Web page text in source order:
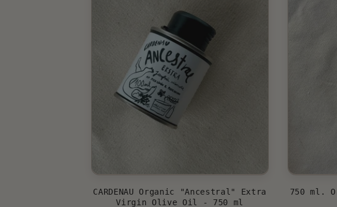
CARDENAU Organic "Ancestral" Extra
Virgin Olive Oil - 750 ml
750 ml.